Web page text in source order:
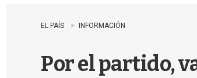
EL PAÍS INFORMACIÓN
Por el partido,